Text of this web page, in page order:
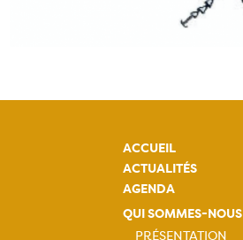
ACCUEIL
ACTUALITÉS
AGENDA
QUI SOMMES-NOUS
PRÉSENTATION